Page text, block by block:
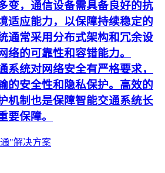
变，通信设备需具备良好的抗
适应能力，以保障持续稳定的
通常采用分布式架构和冗余设
络的可靠性和容错能力。
系统对网络安全有严格要求，
的安全性和隐私保护。高效的
机制也是保障智能交通系统长
要保障。
"解决方案